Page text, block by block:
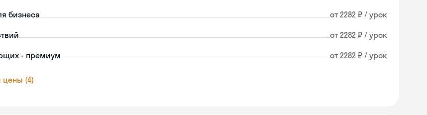
бизнеса от 2282 ₽ / урок
от 2282 ₽ / урок
- премиум от 2282 ₽ / урок
цены (4)